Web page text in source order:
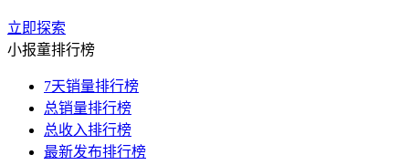
立即探索
小报童排行榜
7天销量排行榜
总销量排行榜
总收入排行榜
最新发布排行榜